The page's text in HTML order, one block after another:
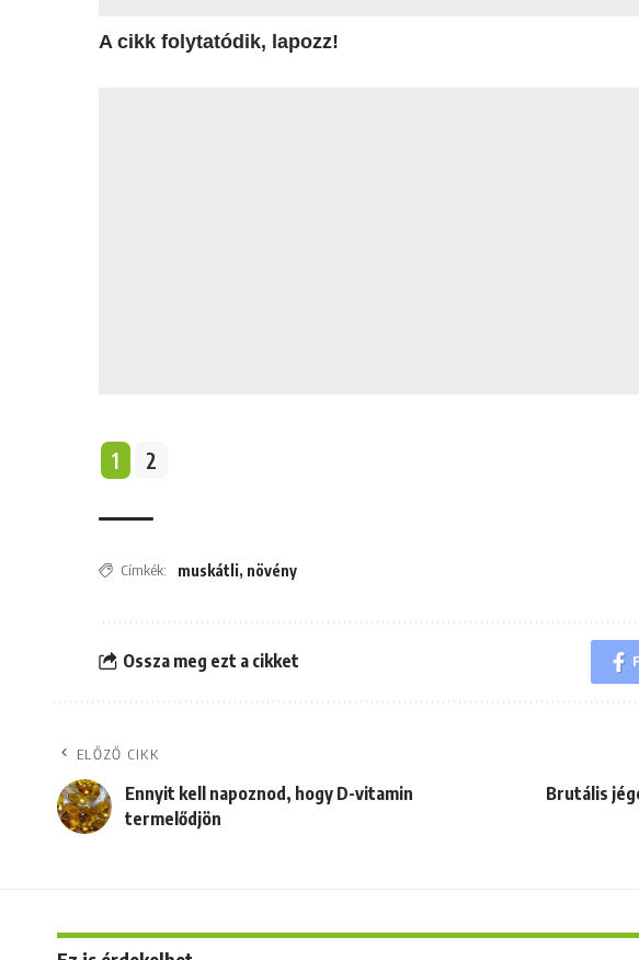
A cikk folytatódik, lapozz!
1 2
Címkék: muskátli, növény
Ossza meg ezt a cikket
ELŐZŐ CIKK
Ennyit kell napoznod, hogy D-vitamin
termelődjön
Brutális